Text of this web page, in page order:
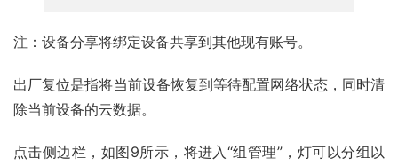
注：设备分享将绑定设备共享到其他现有账号。
出厂复位是指将当前设备恢复到等待配置网络状态，同时清
除当前设备的云数据。
点击侧边栏，如图9所示，将进入“组管理”，灯可以分组以